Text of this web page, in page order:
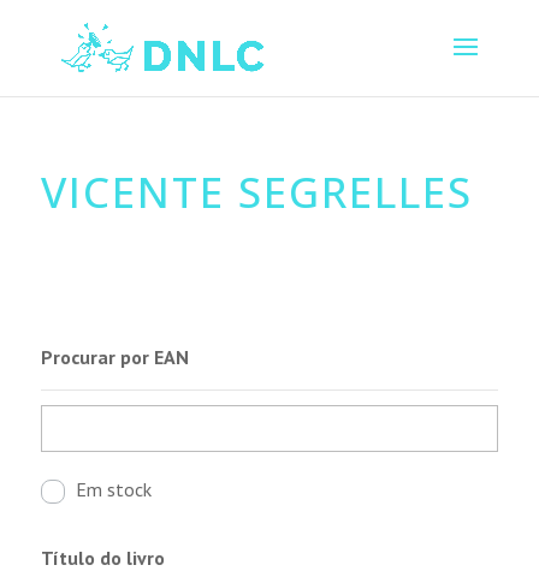
VICENTE SEGRELLES
Procurar por EAN
Em stock
Título do livro